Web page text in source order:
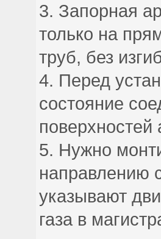
Запорная
только на
труб, без
Перед
состояние
Нужно
направлению
указывают
газа в